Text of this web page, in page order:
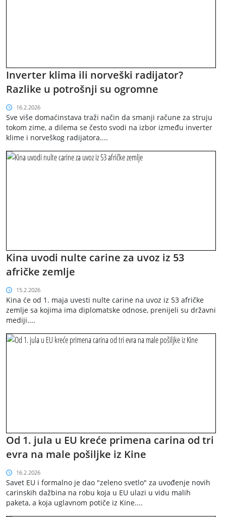
Inverter klima ili norveški radijator?
Razlike u potrošnji su ogromne
16.2.2026
Sve više domaćinstava traži način da smanji račune za struju
tokom zime, a dilema se često svodi na izbor između inverter
klime i norveškog radijatora....
Kina uvodi nulte carine za uvoz iz 53
afričke zemlje
15.2.2026
Kina će od 1. maja uvesti nulte carine na uvoz iz 53 afričke
zemlje sa kojima ima diplomatske odnose, prenijeli su državni
mediji....
Od 1. jula u EU kreće primena carina od tri
evra na male pošiljke iz Kine
16.2.2026
Savet EU i formalno je dao "zeleno svetlo" za uvođenje novih
carinskih dažbina na robu koja u EU ulazi u vidu malih
paketa, a koja uglavnom potiče iz Kine....